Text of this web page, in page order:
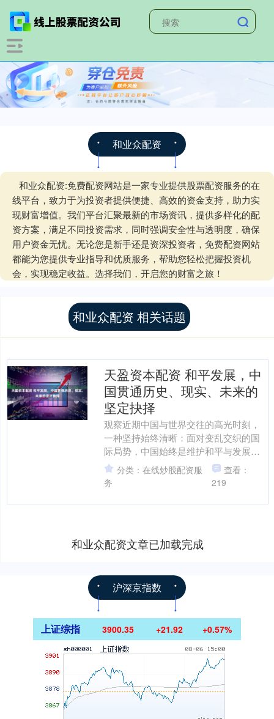
和业众配资
和业众配资:免费配资网站是一家专业提供股票配资服务的在
线平台，致力于为投资者提供便捷、高效的资金支持，助力实
现财富增值。我们平台汇聚最新的市场资讯，提供多样化的配
资方案，满足不同投资需求，同时强调安全性与透明度，确保
用户资金无忧。无论您是新手还是资深投资者，免费配资网站
都能为您提供专业指导和优质服务，帮助您轻松把握投资机
会，实现稳定收益。选择我们，开启您的财富之旅！
和业众配资 相关话题
天盈资本配资 和平发展，中
国贯通历史、现实、未来的
坚定抉择
观察近期中国与世界交往的高光时刻，
一种坚持始终清晰：面对变乱交织的国
际局势，中国始终是维护和平与发展
的“稳定锚”。 成功举办上海合作组织成
立以来规模最大的一届峰....
分类：在线炒股配资服
务
查看：
219
和业众配资文章已加载完成
沪深京指数
上证综指 3900.35 +21.92 +0.57%